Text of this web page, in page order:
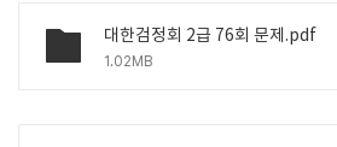
대한검정회 2급 76회 문제.pdf
1.02MB